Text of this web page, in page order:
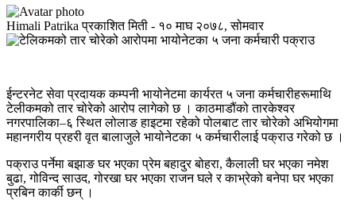
Himali Patrika प्रकाशित मिती - १० माघ २०७८, सोमवार
ईन्टरनेट सेवा प्रदायक कम्पनी भायोनेटमा कार्यरत ५ जना कर्मचारीहरूमाथि
टेलीकमको तार चोरेको आरोप लागेको छ । काठमाडौंको तारकेश्वर
नगरपालिका–६ स्थित लोलाङ हाइटमा रहेको पोलबाट तार चोरेको अभियोगमा
महानगरीय प्रहरी वृत बालाजुले भायोनेटका ५ कर्मचारीलाई पक्राउ गरेको छ ।
पक्राउ पर्नेमा बझाङ घर भएका प्रेम बहादुर बोहरा, कैलाली घर भएका नमेश
बुढा, गोविन्द साउद, गोरखा घर भएका राजन घले र काभ्रेको बनेपा घर भएका
प्रबिन कार्की छन् ।